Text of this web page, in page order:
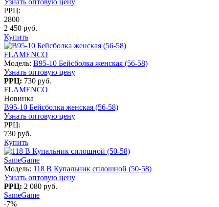
РРЦ:
2800
2 450 руб.
Купить
FLAMENCO
Модель: B95-10 Бейсболка женская (56-58)
Узнать оптовую цену
РРЦ: 730 руб.
FLAMENCO
Новинка
B95-10 Бейсболка женская (56-58)
Узнать оптовую цену
РРЦ:
730 руб.
Купить
SameGame
Модель: 118 B Купальник сплошной (50-58)
Узнать оптовую цену
РРЦ: 2 080 руб.
SameGame
-7%